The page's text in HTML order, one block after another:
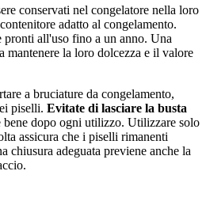
conservati nel congelatore nella loro
adatto al congelamento.
pronti all'uso fino a un anno. Una
mantenere la loro dolcezza e il valore
a bruciature da congelamento,
piselli. Evitate di lasciare la busta
bene dopo ogni utilizzo. Utilizzare solo
assicura che i piselli rimanenti
chiusura adeguata previene anche la